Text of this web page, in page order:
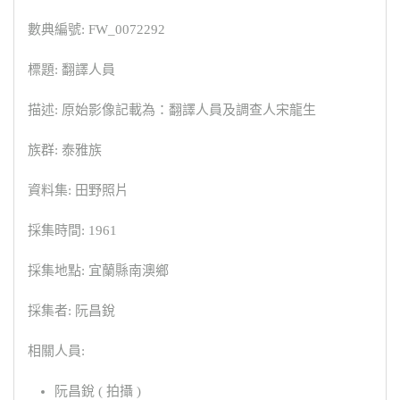
數典編號: FW_0072292
標題: 翻譯人員
描述: 原始影像記載為：翻譯人員及調查人宋龍生
族群: 泰雅族
資料集: 田野照片
採集時間: 1961
採集地點: 宜蘭縣南澳鄉
採集者: 阮昌銳
相關人員:
阮昌銳 ( 拍攝 )